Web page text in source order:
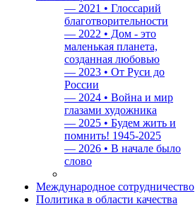
— 2021 • Глоссарий
благотворительности
— 2022 • Дом - это
маленькая планета,
созданная любовью
— 2023 • От Руси до
России
— 2024 • Война и мир
глазами художника
— 2025 • Будем жить и
помнить! 1945-2025
— 2026 • В начале было
слово
Международное сотрудничество
Политика в области качества